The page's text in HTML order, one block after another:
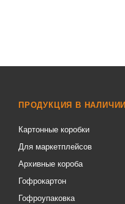
ПРОДУКЦИЯ В НАЛИЧИИ
Картонные коробки
Для маркетплейсов
Архивные короба
Гофрокартон
Гофроупаковка